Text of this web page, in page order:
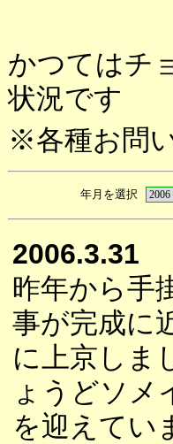
かつてはチ
状況です
※各種お問
年月を選択
2006.3.31
昨年から手
事が完成に
に上京しま
ょうどソメ
を迎えてい